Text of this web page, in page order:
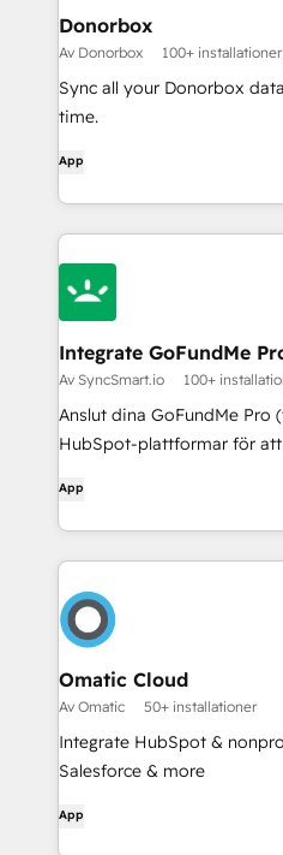
Donorbox
Av Donorbox 100+ installationer
Sync all your Donorbox
time.
App
Integrate GoFundMe
Av SyncSmart.io 100+
Anslut dina GoFundMe Pro
HubSpot-plattformar för
till livstidsförespråkare
App
Omatic Cloud
Av Omatic 50+ installationer
Integrate HubSpot &
Salesforce & more
App